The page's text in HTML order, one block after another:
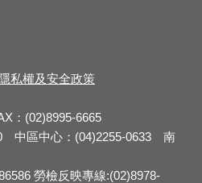
隱私權及安全政策
：(02)8995-6665
中區中心：(04)2255-0633 南
勞檢反映專線:(02)8978-